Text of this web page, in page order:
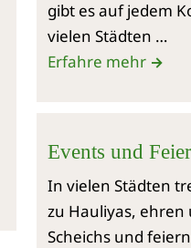
gibt es auf jedem
vielen Städten …
Erfahre mehr →
Events und
In vielen Städten
zu Hauliyas, ehren
Scheichs und